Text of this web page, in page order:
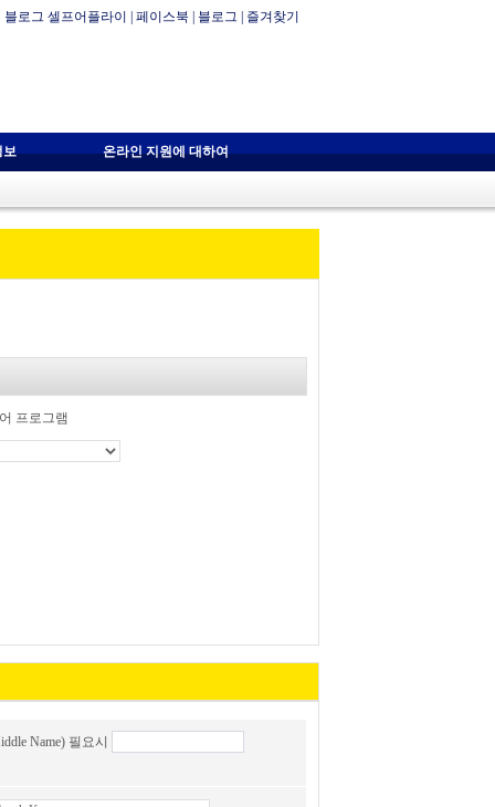
블로그 셀프어플라이 페이스북 블로그 즐겨찾기
보 온라인 지원에 대하여
프로그램
Name) 필요시